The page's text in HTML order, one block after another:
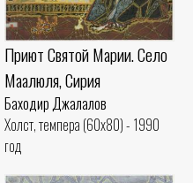
Приют Святой Марии. Село
Маалюля, Сирия
Баходир Джалалов
Холст, темпера (60x80) - 1990
год